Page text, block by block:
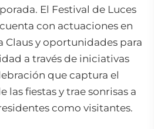
El Festival de Luces
con actuaciones en
Claus y oportunidades para
a través de iniciativas
que captura el
las fiestas y trae sonrisas a
como visitantes.